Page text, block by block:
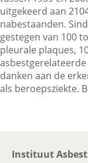
Zoeken
uitgekeerd aan
nabestaanden.
gestegen van 100
pleurale plaques,
danken aan de
als beroepsziekte.
Instituut